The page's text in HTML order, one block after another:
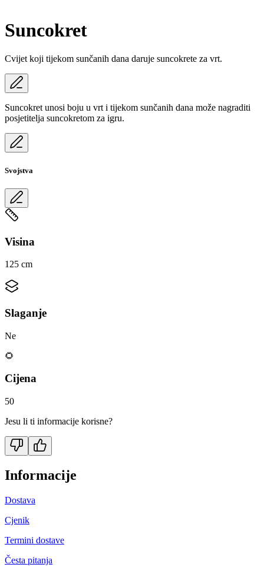
Suncokret
Cvijet koji tijekom sunčanih dana daruje suncokrete za vrt.
Suncokret unosi boju u vrt i tijekom sunčanih dana može nagraditi
posjetitelja suncokretom za igru.
Svojstva
Visina
125 cm
Slaganje
Ne
🌻
Cijena
50
Jesu li ti informacije korisne?
Informacije
Dostava
Cjenik
Termini dostave
Česta pitanja